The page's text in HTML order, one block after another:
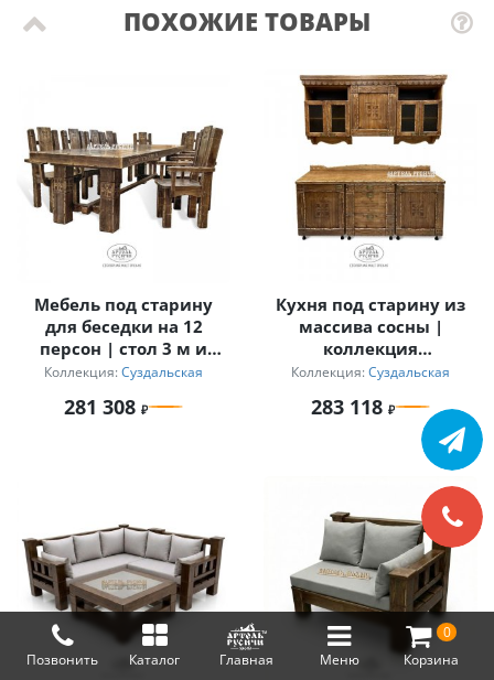
Меню
Позвонить Каталог Главная
0
Корзина
ПОХОЖИЕ ТОВАРЫ
Мебель под старину
для беседки на 12
персон | стол 3 м и
кресла с
«Суздальский»
Коллекция: Суздальская
281 308
Кухня под старину из
массива сосны |
коллекция
«Суздальская»
Коллекция: Суздальская
283 118